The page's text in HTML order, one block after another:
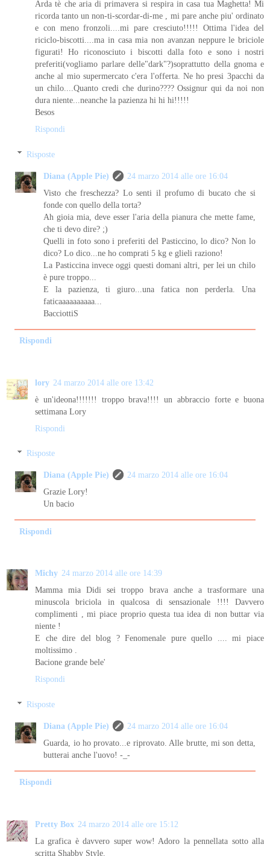
Arda tè che aria di primavera si respira in casa tua Maghetta! Mi
ricorda tanto un non-ti-scordar-di-me , mi pare anche piu' ordinato
e con meno fronzoli....mi pare cresciuto!!!!! Ottima l'idea del
riciclo-biscotti....ma in casa mia non avanzan neppure le briciole
figurati! Ho riconosciuto i biscotti dalla foto e sono i nostri
preferiti(vogliamo parlare delle"dark"?)soprattutto della gnoma e
anche al mio supermercato c'era l'offerta. Ne ho presi 3pacchi da
un chilo....Quanto credi che durino???? Ossignur qui da noi non
dura niente...neanche la pazienza hi hi hi!!!!!
Besos
Rispondi
Risposte
Diana (Apple Pie)
24 marzo 2014 alle ore 16:04
Visto che freschezza? Lo senti il profumo di bucato che si
fonde con quello della torta?
Ah gioia mia, deve esser l'aria della pianura che mette fame,
che ti devo dire? ;)
Quelli in foto sono i preferiti del Pasticcino, lo dico? Non lo
dico? Lo dico...ne ho comprati 5 kg e glieli raziono!
La Pasticcina invece oggi questi domani altri, per lei un chilo
è pure troppo...
E la pazienza, ti giuro...una fatica non perderla. Una
faticaaaaaaaaaa...
BacciottiS
Rispondi
lory 24 marzo 2014 alle ore 13:42
è un'ideona!!!!!!! troppo brava!!!! un abbraccio forte e buona
settimana Lory
Rispondi
Risposte
Diana (Apple Pie)
24 marzo 2014 alle ore 16:04
Grazie Lory!
Un bacio
Rispondi
Michy 24 marzo 2014 alle ore 14:39
Mamma mia Didi sei troppo brava anche a trasformare una
minuscola briciola in qualcosa di sensazionale !!!! Davvero
complimenti , mi piace proprio questa tua idea di non buttar via
niente !
E che dire del blog ? Fenomenale pure quello .... mi piace
moltissimo .
Bacione grande bele'
Rispondi
Risposte
Diana (Apple Pie)
24 marzo 2014 alle ore 16:04
Guarda, io ho provato...e riprovato. Alle brutte, mi son detta,
butterai anche l'uovo! -_-
Rispondi
Pretty Box 24 marzo 2014 alle ore 15:12
La grafica è davvero super wow! Adoro la pennellata sotto alla
scritta Shabby Style.